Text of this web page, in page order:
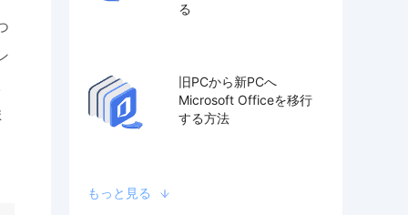
る
旧PCから新PCへ
Microsoft Officeを移行
する方法
もっと見る